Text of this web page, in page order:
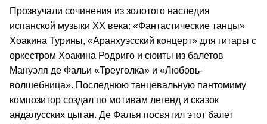
Прозвучали сочинения из золотого наследия
испанской музыки XX века: «Фантастические танцы»
Хоакина Турины, «Аранхуэсский концерт» для гитары с
оркестром Хоакина Родриго и сюиты из балетов
Мануэля де Фальи «Треуголка» и «Любовь-
волшебница». Последнюю танцевальную пантомиму
композитор создал по мотивам легенд и сказок
андалусских цыган. Де Фалья посвятил этот балет